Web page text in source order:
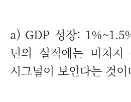
a) GDP 성장:
년의 실적에는 미치지
시그널이 보인다는 것이